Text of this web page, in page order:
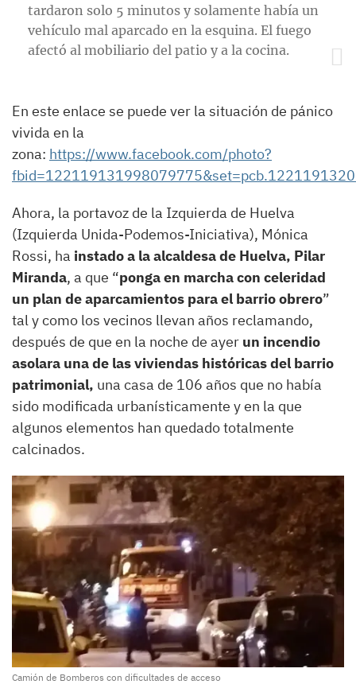
tardaron solo 5 minutos y solamente había un
vehículo mal aparcado en la esquina. El fuego
afectó al mobiliario del patio y a la cocina.
En este enlace se puede ver la situación de pánico
vivida en la
zona: https://www.facebook.com/photo?
Ahora, la portavoz de la Izquierda de Huelva
(Izquierda Unida-Podemos-Iniciativa), Mónica
Rossi, ha instado a la alcaldesa de Huelva, Pilar
Miranda, a que “ponga en marcha con celeridad
un plan de aparcamientos para el barrio obrero”
tal y como los vecinos llevan años reclamando,
después de que en la noche de ayer un incendio
asolara una de las viviendas históricas del barrio
patrimonial, una casa de 106 años que no había
sido modificada urbanísticamente y en la que
algunos elementos han quedado totalmente
calcinados.
Camión de Bomberos con dificultades de acceso